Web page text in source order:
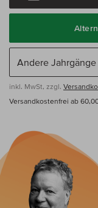
inkl. MwSt, zzgl.
Versandkostenfrei ab